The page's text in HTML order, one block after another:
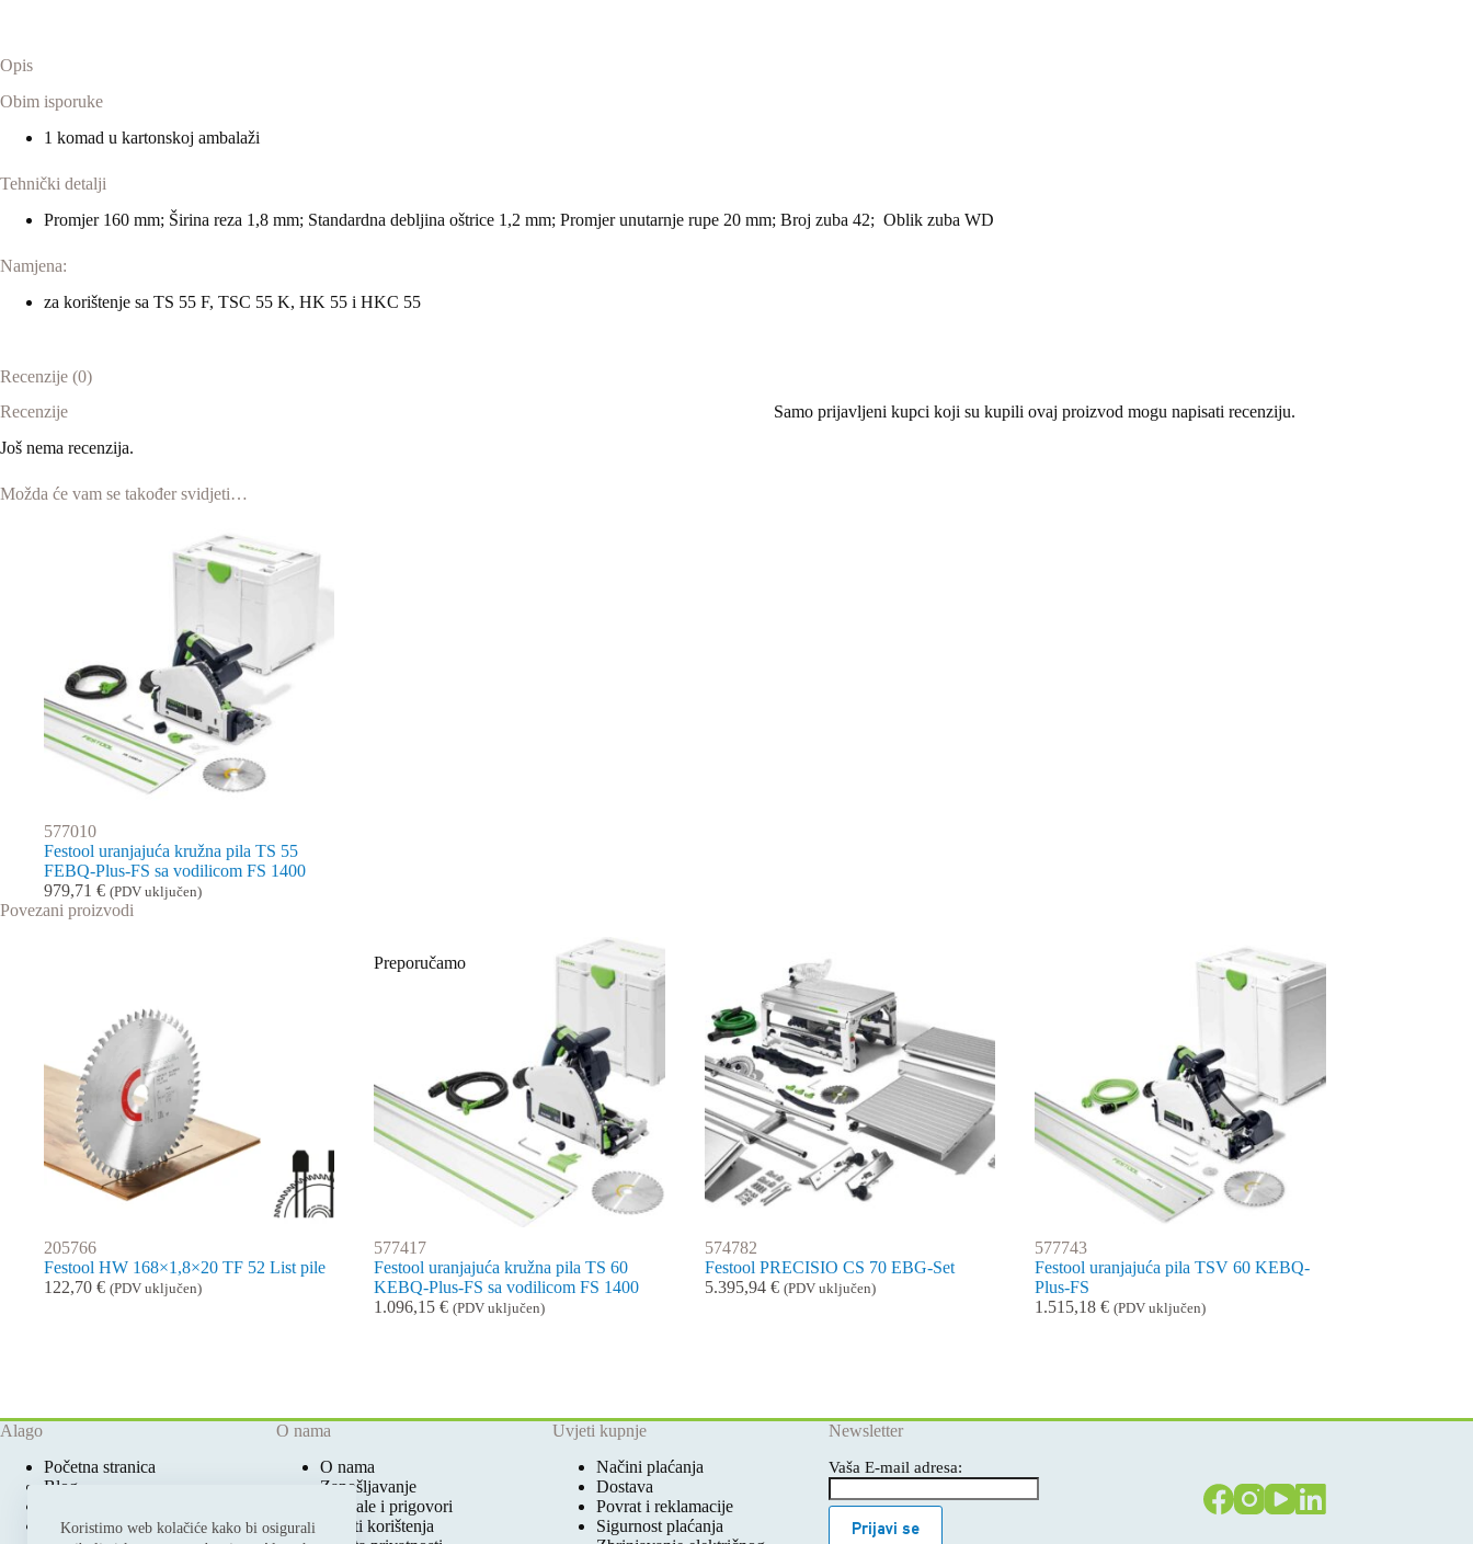
Koristimo web kolačiće kako bi osigurali
Opis
Obim isporuke
1 komad u kartonskoj ambalaži
Tehnički detalji
Promjer 160 mm; Širina reza 1,8 mm; Standardna debljina oštrice 1,2 mm; Promjer unutarnje rupe 20 mm; Broj zuba 42; Oblik zuba WD
Namjena:
za korištenje sa TS 55 F, TSC 55 K, HK 55 i HKC 55
Recenzije (0)
Recenzije
Još nema recenzija.
Samo prijavljeni kupci koji su kupili ovaj proizvod mogu napisati recenziju.
Možda će vam se također svidjeti…
577010
Festool uranjajuća kružna pila TS 55
FEBQ-Plus-FS sa vodilicom FS 1400
979,71 € (PDV uključen)
Povezani proizvodi
205766
Festool HW 168×1,8×20 TF 52 List pile
122,70 € (PDV uključen)
Preporučamo
577417
Festool uranjajuća kružna pila TS 60
KEBQ-Plus-FS sa vodilicom FS 1400
1.096,15€ (PDV uključen)
574782
Festool PRECISIO CS 70 EBG-Set
5.395,94 € (PDV uključen)
577743
Festool uranjajuća pila TSV 60 KEBQ-
Plus-FS
1.515,18€ (PDV uključen)
Alago
Početna stranica
Blog
Prodajna mjesta
O nama
O nama
Zapošljavanje
Pohvale i prigovori
Uvjeti korištenja
Uvjeti kupnje
Načini plaćanja
Dostava
Povrat i reklamacije
Sigurnost plaćanja
Newsletter
Vaša E-mail adresa:
Prijavi se